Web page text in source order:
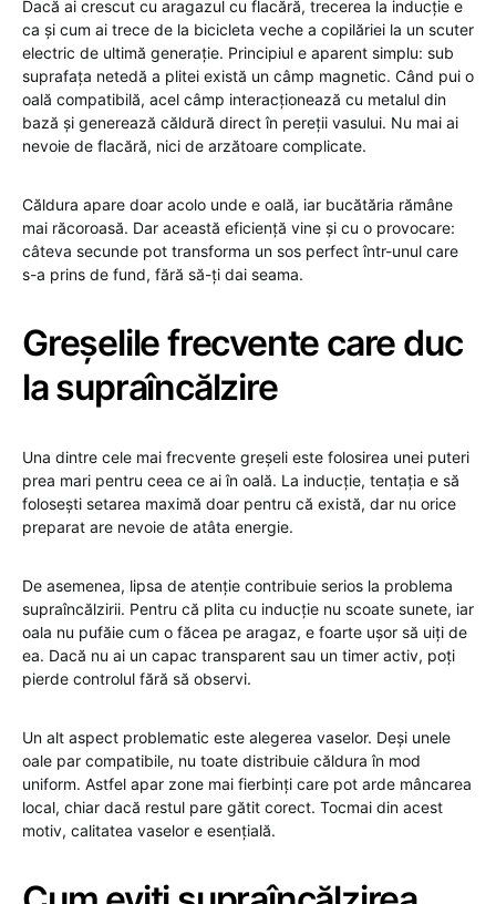
Dacă ai crescut cu aragazul cu flacără, trecerea la inducție e
ca și cum ai trece de la bicicleta veche a copilăriei la un scuter
electric de ultimă generație. Principiul e aparent simplu: sub
suprafața netedă a plitei există un câmp magnetic. Când pui o
oală compatibilă, acel câmp interacționează cu metalul din
bază și generează căldură direct în pereții vasului. Nu mai ai
nevoie de flacără, nici de arzătoare complicate.
Căldura apare doar acolo unde e oală, iar bucătăria rămâne
mai răcoroasă. Dar această eficiență vine și cu o provocare:
câteva secunde pot transforma un sos perfect într-unul care
s-a prins de fund, fără să-ți dai seama.
Greșelile frecvente care duc
la supraîncălzire
Una dintre cele mai frecvente greșeli este folosirea unei puteri
prea mari pentru ceea ce ai în oală. La inducție, tentația e să
folosești setarea maximă doar pentru că există, dar nu orice
preparat are nevoie de atâta energie.
De asemenea, lipsa de atenție contribuie serios la problema
supraîncălzirii. Pentru că plita cu inducție nu scoate sunete, iar
oala nu pufăie cum o făcea pe aragaz, e foarte ușor să uiți de
ea. Dacă nu ai un capac transparent sau un timer activ, poți
pierde controlul fără să observi.
Un alt aspect problematic este alegerea vaselor. Deși unele
oale par compatibile, nu toate distribuie căldura în mod
uniform. Astfel apar zone mai fierbinți care pot arde mâncarea
local, chiar dacă restul pare gătit corect. Tocmai din acest
motiv, calitatea vaselor e esențială.